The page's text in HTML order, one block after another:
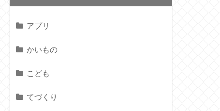
アプリ
かいもの
こども
てづくり